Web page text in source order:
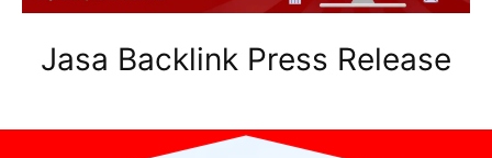
Jasa Backlink Press Release